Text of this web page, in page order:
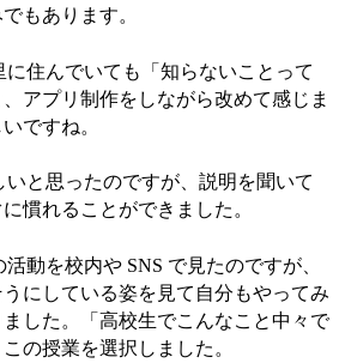
もあります。
住んでいても「知らないことって
アプリ制作をしながら改めて感じま
ですね。
いと思ったのですが、説明を聞いて
慣れることができました。
動を校内や SNS で見たのですが、
にしている姿を見て自分もやってみ
した。「高校生でこんなこと中々で
の授業を選択しました。